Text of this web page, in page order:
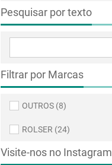
Pesquisar por texto
Filtrar por Marcas
OUTROS (8)
ROLSER (24)
Visite-nos no Instagram